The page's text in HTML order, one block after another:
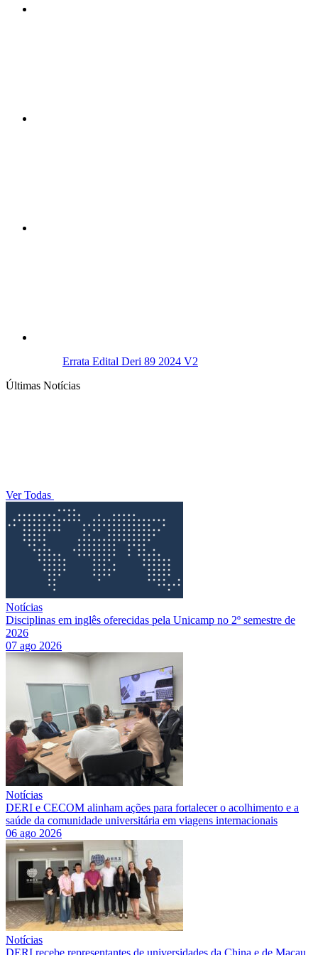
Errata Edital Deri 89 2024 V2
Últimas Notícias
Ver Todas
Notícias
Disciplinas em inglês oferecidas pela Unicamp no 2º semestre de
2026
07 ago 2026
Notícias
DERI e CECOM alinham ações para fortalecer o acolhimento e a
saúde da comunidade universitária em viagens internacionais
06 ago 2026
Notícias
DERI recebe representantes de universidades da China e de Macau